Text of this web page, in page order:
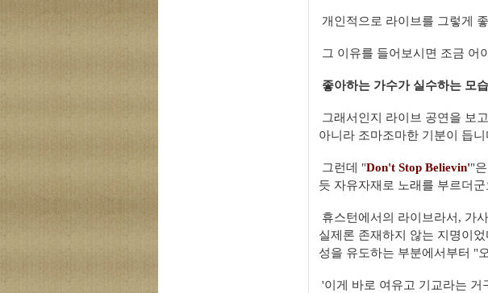
개인적으로 라이브를 그렇게
그 이유를 들어보시면 조금 어
좋아하는 가수가 실수하는 모
그래서인지 라이브 공연을 보
아니라 조마조마한 기분이 듭니
그런데 "Don't Stop Believin'"
듯 자유자재로 노래를 부르더군
휴스턴에서의 라이브라서, 가
실제론 존재하지 않는 지 명이
성을 유도하는 부분에서부터 "
'이게 바로 여유고 기교라는 거